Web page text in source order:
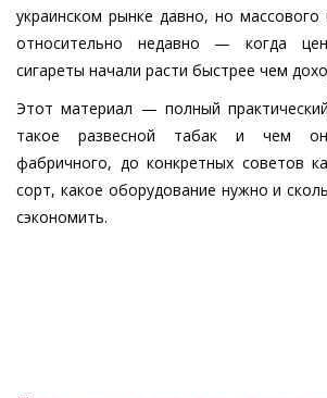
украинском рынке давно, но массового
относительно недавно — когда
сигареты начали расти быстрее чем
Этот материал — полный
такое развесной табак и чем
фабричного, до конкретных советов
сорт, какое оборудование нужно и
сэкономить.